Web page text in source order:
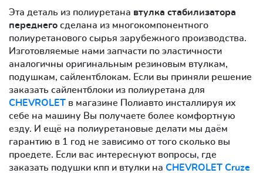
Эта деталь из полиуретана втулка стабилизатора
переднего сделана из многокомпонентного
полиуретанового сырья зарубежного производства.
Изготовляемые нами запчасти по эластичности
аналогичны оригинальным резиновым втулкам,
подушкам, сайлентблокам. Если вы приняли решение
заказать сайлентблоки из полиуретана для
CHEVROLET в магазине Полиавто инсталлируя их
себе на машину Вы получаете более комфортную
езду. И ещё на полиуретановые делати мы даём
гарантию в 1 год не зависимо от того сколько вы
проедете. Если вас интереснуют вопросы, где
заказать подушки кпп и втулки на CHEVROLET Cruze